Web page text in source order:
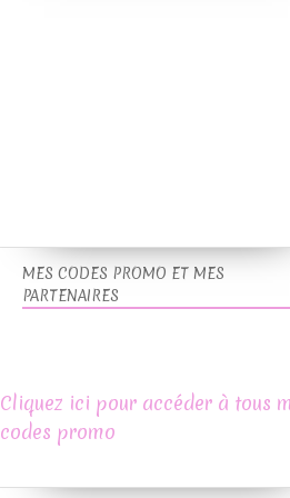
MES CODES PROMO ET MES
PARTENAIRES
Cliquez ici pour accéder à tous
codes promo